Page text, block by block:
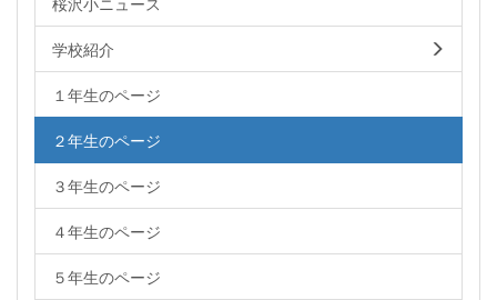
学校紹介
１年生のページ
２年生のページ
３年生のページ
４年生のページ
５年生のページ